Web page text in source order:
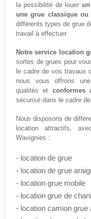
la possibilité de louer
une grue classique
différents types de grue
travail à effectuer.
Notre service location
sortes de grues pour
le cadre de vos travaux
nous vous offrons
qualités et conformes
sécurisé dans le cadre
Nous disposons de
location attractifs,
Wavignies :
- location de grue
- location de grue
- location grue mobile
- location grue de
- location camion grue